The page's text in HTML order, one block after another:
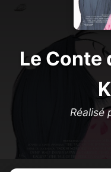
Le Conte
Réalisé